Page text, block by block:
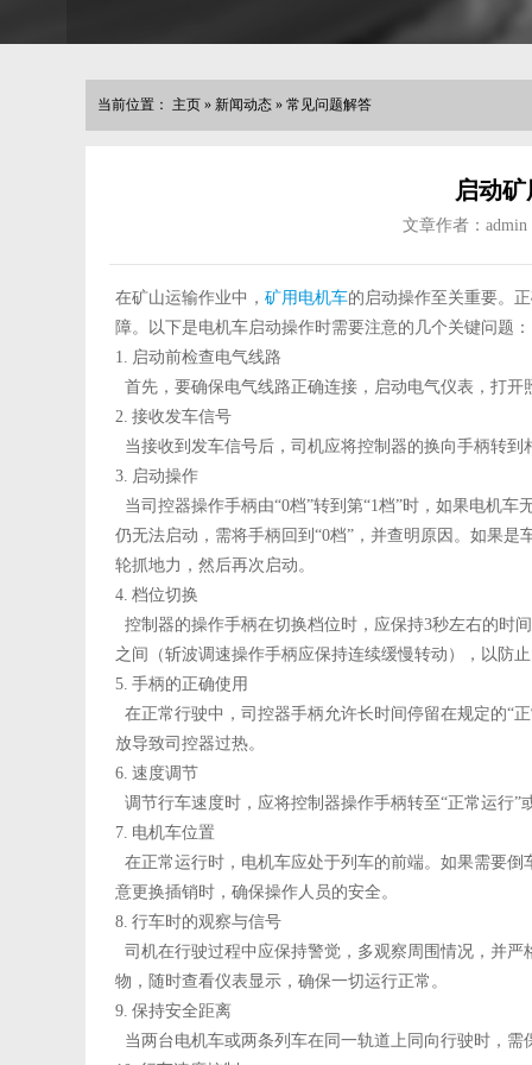
当前位置： 主页 » 新闻动态 » 常见问题解答
启动
文章作者：admin
在矿山运输作业中， 矿用 电机车的启动操作至关重要。
障。以下是电机车启动操作时需要注意的几个关键问题：
1. 启动前检查电气线路
首先，要确保电气线路正确连接，启动电气仪表，打开
2. 接收发车信号
当接收到发车信号后，司机应将控制器的换向手柄转到
3. 启动操作
当司控器操作手柄由“0档”转到第“1档”时，如果电机车
仍无法启动，需将手柄回到 “0档” ，并查明原因。如果
轮抓地力，然后再次启动。
4. 档位切换
控制器的操作手柄在切换档位时，应保持3秒左右的时
之间（斩波调速操作手柄应保持连续缓慢转动），以防
5. 手柄的正确使用
在正常行驶中，司控器手柄允许长时间停留在规定的“
放导致司控器过热。
6. 速度调节
调节行车速度时，应将控制器操作手柄转至“正常运行”
7. 电机车位置
在正常运行时，电机车应处于列车的前端。如果需要
意更换插销时，确保操作人员的安全。
8. 行车时的观察与信号
司机在行驶过程中应保持警觉，多观察周围情况，并
物，随时查看仪表显示，确保一切运行正常。
9. 保持安全距离
当两台电机车或两条列车在同一轨道上同向行驶时，需